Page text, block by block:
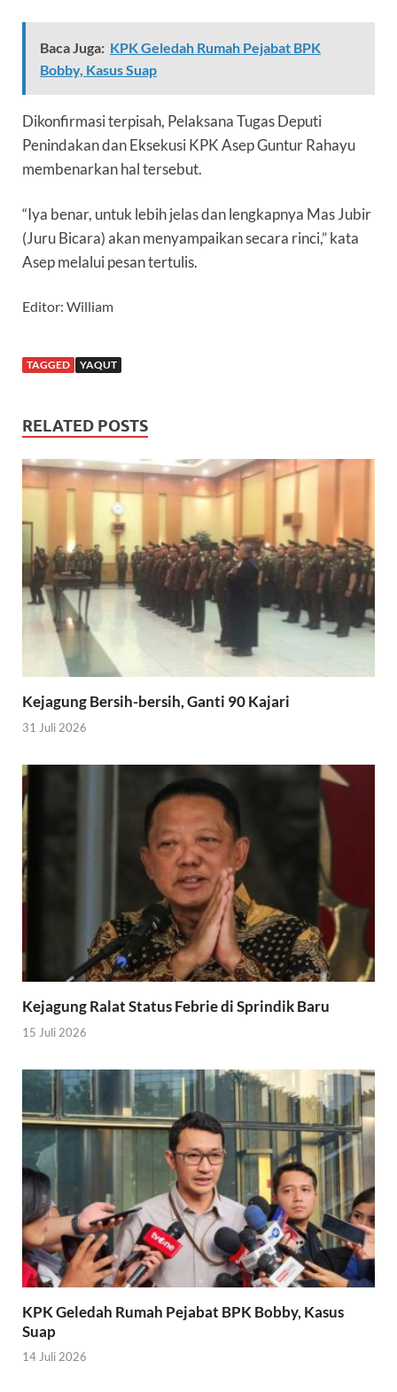
Baca Juga: KPK Geledah Rumah Pejabat BPK
Bobby, Kasus Suap
Dikonfirmasi terpisah, Pelaksana Tugas Deputi
Penindakan dan Eksekusi KPK Asep Guntur Rahayu
membenarkan hal tersebut.
“Iya benar, untuk lebih jelas dan lengkapnya Mas Jubir
(Juru Bicara) akan menyampaikan secara rinci,” kata
Asep melalui pesan tertulis.
Editor: William
TAGGED YAQUT
RELATED POSTS
Kejagung Bersih-bersih, Ganti 90 Kajari
31 Juli 2026
Kejagung Ralat Status Febrie di Sprindik Baru
15 Juli 2026
KPK Geledah Rumah Pejabat BPK Bobby, Kasus
Suap
14 Juli 2026